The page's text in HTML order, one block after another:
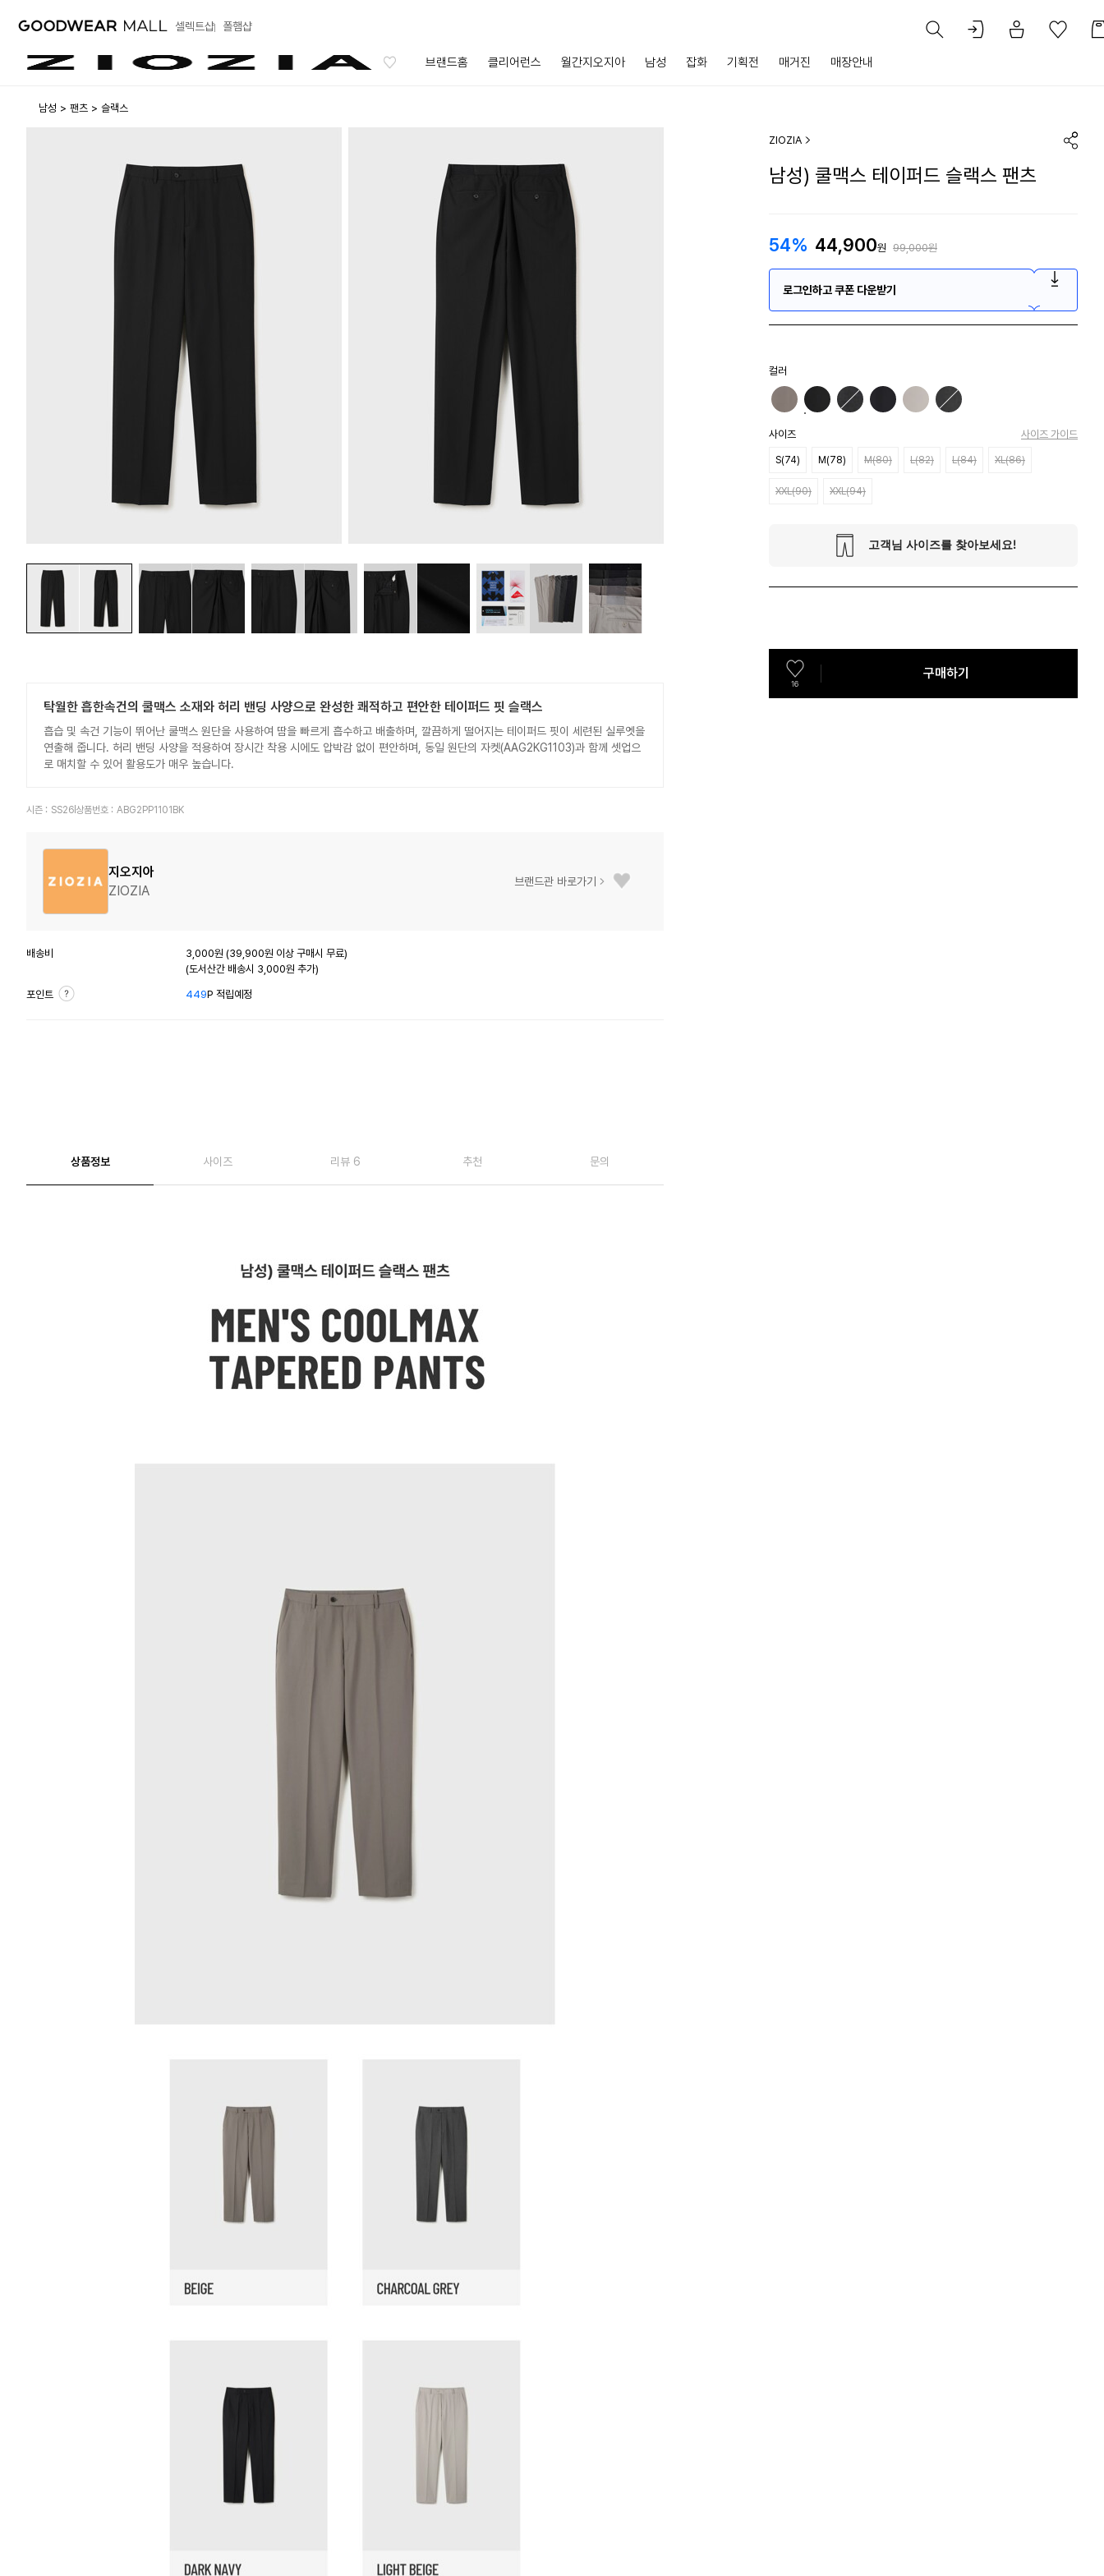
셀렉트샵 폴햄샵
브랜드홈 클리어런스 월간지오지아 남성 잡화 기획전 매거진 매장안내
남성 팬츠 슬랙스
탁월한 흡한속건의 쿨맥스 소재와 허리 밴딩 사양으로 완성한 쾌적하고 편안한 테이퍼드 핏 슬랙스
흡습 및 속건 기능이 뛰어난 쿨맥스 원단을 사용하여 땀을 빠르게 흡수하고 배출하며, 깔끔하게 떨어지는 테이퍼드 핏이 세련된 실루엣을
연출해 줍니다. 허리 밴딩 사양을 적용하여 장시간 착용 시에도 압박감 없이 편안하며, 동일 원단의 자켓(AAG2KG1103)과 함께 셋업으
로 매치할 수 있어 활용도가 매우 높습니다.
시즌 : SS26 상품번호 : ABG2PP1101BK
지오지아
ZIOZIA
브랜드관 바로가기
배송비
3,000원 (39,900원 이상 구매시 무료)
(도서산간 배송시 3,000원 추가)
포인트 449P 적립예정
상품정보 사이즈 리뷰 6 추천 문의
ZIOZIA
남성) 쿨맥스 테이퍼드 슬랙스 팬츠
54% 44,900원 99,000원
로그인하고 쿠폰 다운받기
컬러
사이즈 사이즈 가이드
S(74) M(78) M(80) L(82) L(84) XL(86)
XXL(90) XXL(94)
16
구매하기